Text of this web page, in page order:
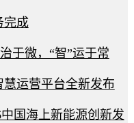
完成
于微，“智”运于常
运营平台全新发布
国海上新能源创新发